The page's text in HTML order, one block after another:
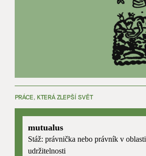
PRÁCE, KTERÁ ZLEPŠÍ SVĚT
mutualus
Stáž: právnička nebo právník v oblasti
udržitelnosti